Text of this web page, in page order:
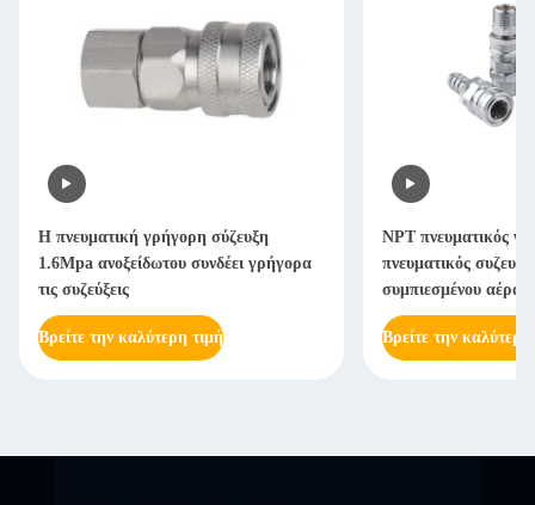
Η πνευματική γρήγορη σύζευξη
1.6Mpa ανοξείδωτου συνδέει γρήγορα
τις συζεύξεις
Βρείτε την καλύτερη τιμή
NPT πνευματικός
πνευματικός
συμπιεσμένου αέρα
ναυπηγικής
Βρείτε την καλύτερη